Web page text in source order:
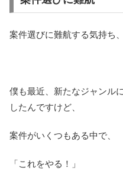
案件選びに難航する気持ち
僕も最近、新たなジャンル
したんですけど、
案件がいくつもある中で、
「これをやる！」